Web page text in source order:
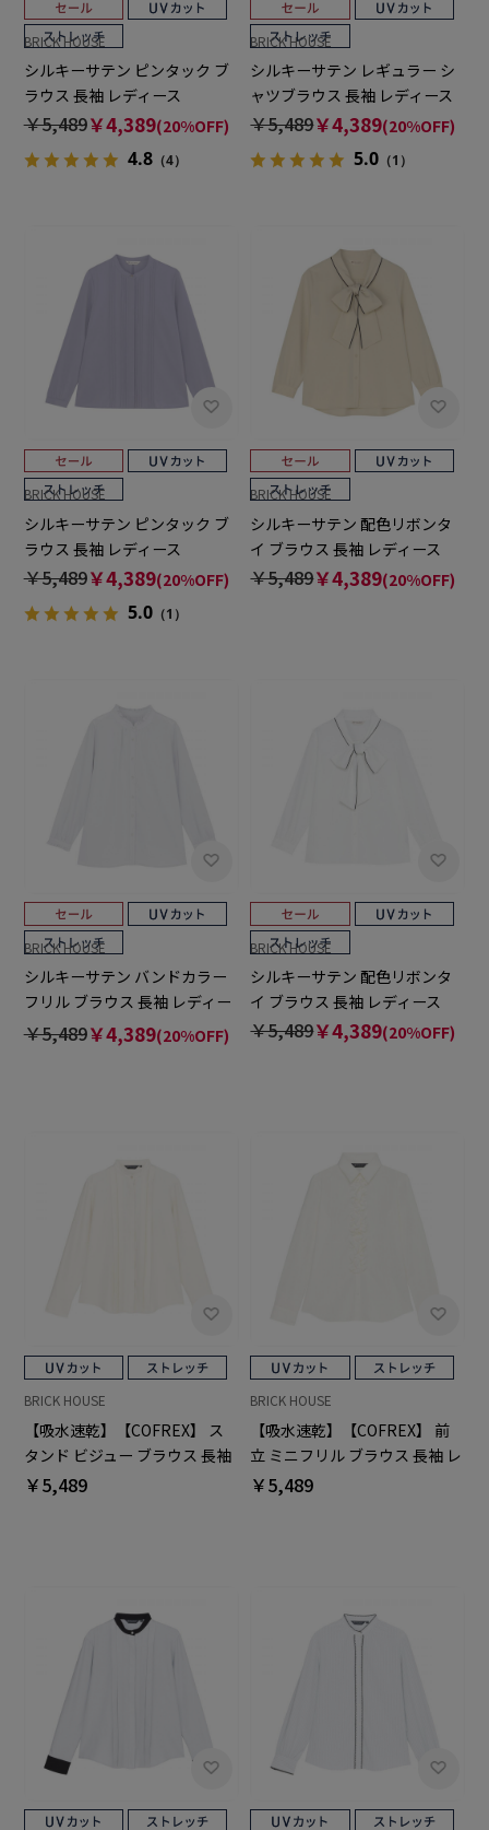
BRICK HOUSE
シルキーサテン ピンタック ブ
ラウス 長袖 レディース
￥5,489￥4,389(20%OFF)
4.8（4）
BRICK HOUSE
シルキーサテン レギュラー シ
ャツブラウス 長袖 レディース
￥5,489￥4,389(20%OFF)
5.0 （1）
BRICK HOUSE
シルキーサテン ピンタック ブ
ラウス 長袖 レディース
￥5,489￥4,389(20%OFF)
5.0（1）
BRICK HOUSE
シルキーサテン 配色リボンタ
イ ブラウス 長袖 レディース
￥5,489￥4,389(20%OFF)
BRICK HOUSE
シルキーサテン バンドカラー
フリル ブラウス 長袖 レディー
ス
￥5,489￥4,389(20%OFF)
BRICK HOUSE
シルキーサテン 配色リボンタ
イ ブラウス 長袖 レディース
￥5,489￥4,389(20%OFF)
BRICK HOUSE
【吸水速乾】【COFREX】 ス
タンド ビジュー ブラウス 長袖
レディースデザインシャツ
￥5,489
BRICK HOUSE
【吸水速乾】【COFREX】 前
立 ミニフリル ブラウス 長袖 レ
ディースデザインシャツ
￥5,489